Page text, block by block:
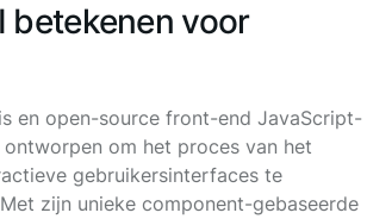
betekenen voor
en open-source front-end JavaScript-
om het proces van het
gebruikersinterfaces te
zijn unieke component-gebaseerde